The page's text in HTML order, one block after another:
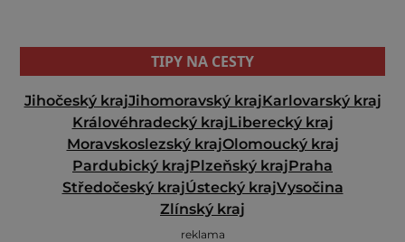
TIPY NA CESTY
Jihočeský krajJihomoravský krajKarlovarský kraj
Královéhradecký krajLiberecký kraj
Moravskoslezský krajOlomoucký kraj
Pardubický krajPlzeňský krajPraha
Středočeský krajÚstecký krajVysočina
Zlínský kraj
reklama